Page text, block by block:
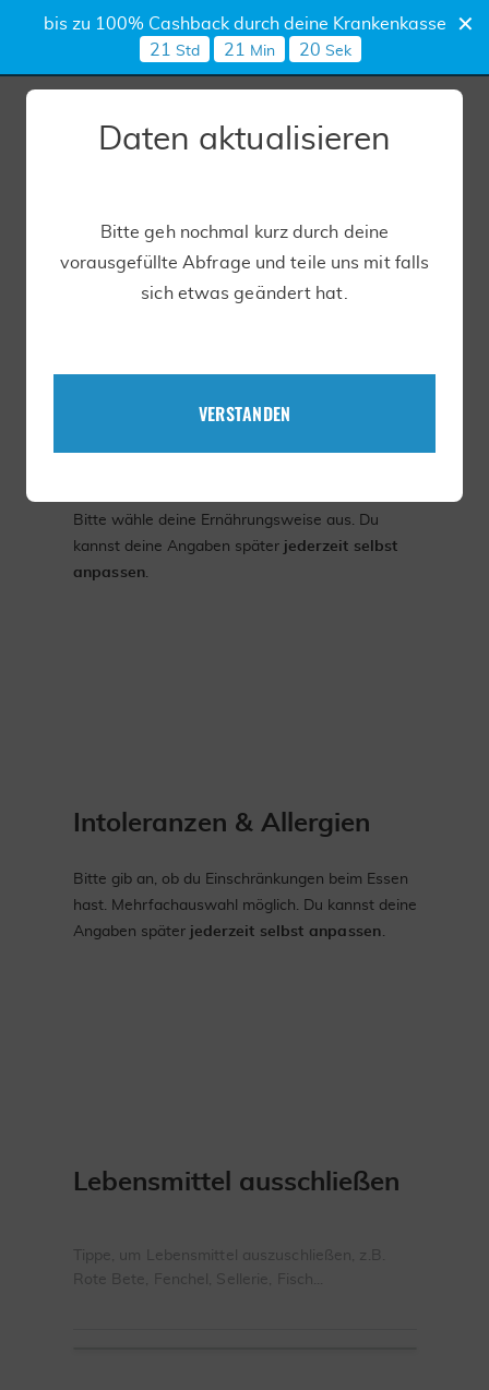
Daten aktualisieren
Bitte geh nochmal kurz durch deine
vorausgefüllte Abfrage und teile uns mit falls
sich etwas geändert hat.
VERSTANDEN
Was ist dein Ziel?
Bitte wähle deine Ernährungsweise aus. Du
kannst deine Angaben später jederzeit selbst
anpassen.
Intoleranzen & Allergien
Bitte gib an, ob du Einschränkungen beim Essen
hast. Mehrfachauswahl möglich. Du kannst deine
Angaben später jederzeit selbst anpassen.
Lebensmittel ausschließen
Tippe, um Lebensmittel auszuschließen, z.B.
Rote Bete, Fenchel, Sellerie, Fisch...
bis zu 100% Cashback durch deine Krankenkasse
21
Std 21 Min 19 Sek